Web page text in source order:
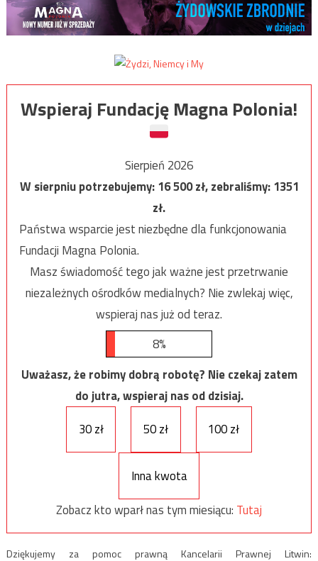
Wspieraj Fundację Magna Polonia!
Sierpień 2026
W sierpniu potrzebujemy:16 500zł, zebraliśmy:1351
zł.
Państwa wsparcie jest niezbędne dla funkcjonowania
Fundacji Magna Polonia.
Masz świadomość tego jak ważne jest przetrwanie
niezależnych ośrodków medialnych? Nie zwlekaj więc,
wspieraj nas już od teraz.
8%
Uważasz, że robimy dobrą robotę? Nie czekaj zatem
do jutra, wspieraj nas od dzisiaj.
30 zł
50 zł 100 zł
Inna kwota
Zobacz kto wparł nas tym miesiącu: Tutaj
Dziękujemy za pomoc prawną Kancelarii Prawnej Litwin: